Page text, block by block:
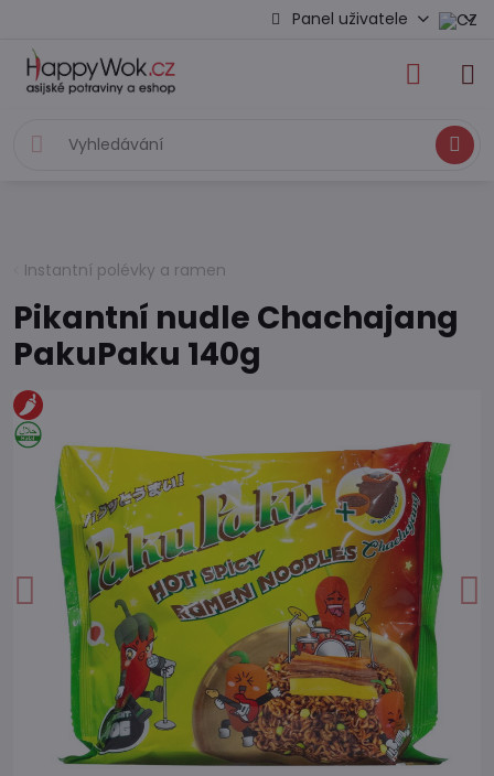
Panel uživatele
Hledat
Instantní polévky a ramen
Pikantní nudle Chachajang
PakuPaku 140g